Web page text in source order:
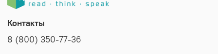
Контакты
8 (800) 350-77-36